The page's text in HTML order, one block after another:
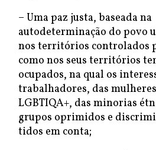
– Uma paz justa, baseada na
autodeterminação do povo
nos territórios controlados
como nos seus territórios
ocupados, na qual os
trabalhadores, das
LGBTIQA+, das minorias
grupos oprimidos e
tidos em conta;